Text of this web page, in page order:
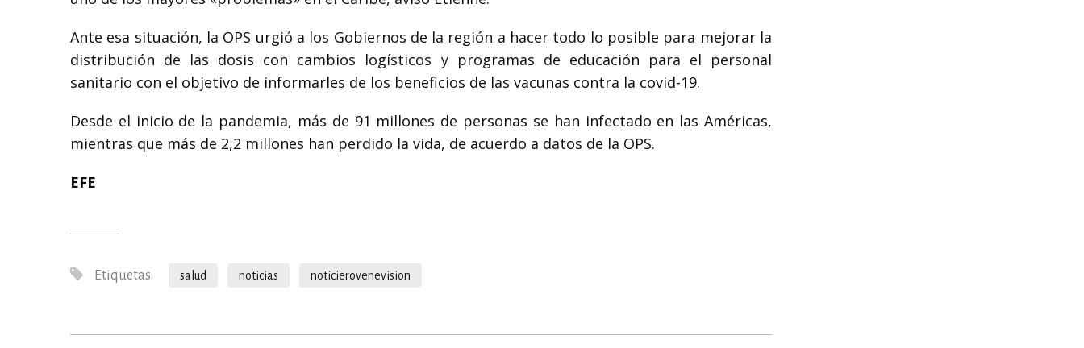
Ante esa situación, la OPS urgió a los Gobiernos de la región a hacer todo lo posible para mejorar la
distribución de las dosis con cambios logísticos y programas de educación para el personal
sanitario con el objetivo de informarles de los beneficios de las vacunas contra la covid-19.
Desde el inicio de la pandemia, más de 91 millones de personas se han infectado en las Américas,
mientras que más de 2,2 millones han perdido la vida, de acuerdo a datos de la OPS.
EFE
Etiquetas: salud noticias noticierovenevision